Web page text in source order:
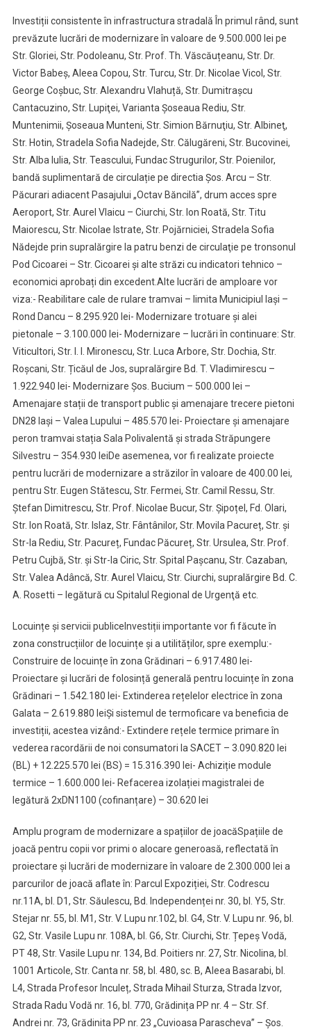
Investiții consistente în infrastructura stradală În primul rând, sunt
prevăzute lucrări de modernizare în valoare de 9.500.000 lei pe
Str. Gloriei, Str. Podoleanu, Str. Prof. Th. Văscăuțeanu, Str. Dr.
Victor Babeș, Aleea Copou, Str. Turcu, Str. Dr. Nicolae Vicol, Str.
George Coșbuc, Str. Alexandru Vlahuță, Str. Dumitrașcu
Cantacuzino, Str. Lupiţei, Varianta Șoseaua Rediu, Str.
Muntenimii, Șoseaua Munteni, Str. Simion Bărnuţiu, Str. Albineţ,
Str. Hotin, Stradela Sofia Nadejde, Str. Călugăreni, Str. Bucovinei,
Str. Alba Iulia, Str. Teascului, Fundac Strugurilor, Str. Poienilor,
bandă suplimentară de circulație pe directia Șos. Arcu – Str.
Păcurari adiacent Pasajului „Octav Băncilă”, drum acces spre
Aeroport, Str. Aurel Vlaicu – Ciurchi, Str. Ion Roată, Str. Titu
Maiorescu, Str. Nicolae Istrate, Str. Pojărniciei, Stradela Sofia
Nădejde prin supralărgire la patru benzi de circulaţie pe tronsonul
Pod Cicoarei – Str. Cicoarei și alte străzi cu indicatori tehnico –
economici aprobați din excedent.Alte lucrări de amploare vor
viza:- Reabilitare cale de rulare tramvai – limita Municipiul Iași –
Rond Dancu – 8.295.920 lei- Modernizare trotuare și alei
pietonale – 3.100.000 lei- Modernizare – lucrări în continuare: Str.
Viticultori, Str. I. I. Mironescu, Str. Luca Arbore, Str. Dochia, Str.
Roșcani, Str. Țicăul de Jos, supralărgire Bd. T. Vladimirescu –
1.922.940 lei- Modernizare Șos. Bucium – 500.000 lei –
Amenajare stații de transport public și amenajare trecere pietoni
DN28 Iași – Valea Lupului – 485.570 lei- Proiectare și amenajare
peron tramvai stația Sala Polivalentă și strada Străpungere
Silvestru – 354.930 leiDe asemenea, vor fi realizate proiecte
pentru lucrări de modernizare a străzilor în valoare de 400.00 lei,
pentru Str. Eugen Stătescu, Str. Fermei, Str. Camil Ressu, Str.
Ștefan Dimitrescu, Str. Prof. Nicolae Bucur, Str. Șipoțel, Fd. Olari,
Str. Ion Roată, Str. Islaz, Str. Fântânilor, Str. Movila Pacureț, Str. și
Str-la Rediu, Str. Pacureț, Fundac Păcureț, Str. Ursulea, Str. Prof.
Petru Cujbă, Str. și Str-la Ciric, Str. Spital Pașcanu, Str. Cazaban,
Str. Valea Adâncă, Str. Aurel Vlaicu, Str. Ciurchi, supralărgire Bd. C.
A. Rosetti – legătură cu Spitalul Regional de Urgenţă etc.
Locuințe și servicii publiceInvestiții importante vor fi făcute în
zona construcțiilor de locuințe și a utilităților, spre exemplu:-
Construire de locuințe în zona Grădinari – 6.917.480 lei-
Proiectare și lucrări de folosință generală pentru locuințe în zona
Grădinari – 1.542.180 lei- Extinderea rețelelor electrice în zona
Galata – 2.619.880 leiȘi sistemul de termoficare va beneficia de
investiții, acestea vizând:- Extindere rețele termice primare în
vederea racordării de noi consumatori la SACET – 3.090.820 lei
(BL) + 12.225.570 lei (BS) = 15.316.390 lei- Achiziție module
termice – 1.600.000 lei- Refacerea izolației magistralei de
legătură 2xDN1100 (cofinanțare) – 30.620 lei
Amplu program de modernizare a spațiilor de joacăSpațiile de
joacă pentru copii vor primi o alocare generoasă, reflectată în
proiectare și lucrări de modernizare în valoare de 2.300.000 lei a
parcurilor de joacă aflate în: Parcul Expoziției, Str. Codrescu
nr.11A, bl. D1, Str. Săulescu, Bd. Independenței nr. 30, bl. Y5, Str.
Stejar nr. 55, bl. M1, Str. V. Lupu nr.102, bl. G4, Str. V. Lupu nr. 96, bl.
G2, Str. Vasile Lupu nr. 108A, bl. G6, Str. Ciurchi, Str. Țepeș Vodă,
PT 48, Str. Vasile Lupu nr. 134, Bd. Poitiers nr. 27, Str. Nicolina, bl.
1001 Articole, Str. Canta nr. 58, bl. 480, sc. B, Aleea Basarabi, bl.
L4, Strada Profesor Inculeț, Strada Mihail Sturza, Strada Izvor,
Strada Radu Vodă nr. 16, bl. 770, Grădinița PP nr. 4 – Str. Sf.
Andrei nr. 73, Grădinita PP nr. 23 „Cuvioasa Parascheva” – Șos.